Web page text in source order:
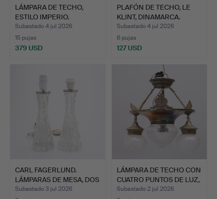
LÁMPARA DE TECHO,
ESTILO IMPERIO.
Subastado 4 jul 2026
15 pujas
379 USD
PLAFÓN DE TECHO, LE
KLINT, DINAMARCA.
Subastado 4 jul 2026
6 pujas
127 USD
CARL FAGERLUND.
LÁMPARAS DE MESA, DOS
SIMI…
Subastado 3 jul 2026
LÁMPARA DE TECHO CON
CUATRO PUNTOS DE LUZ,
…
Subastado 2 jul 2026